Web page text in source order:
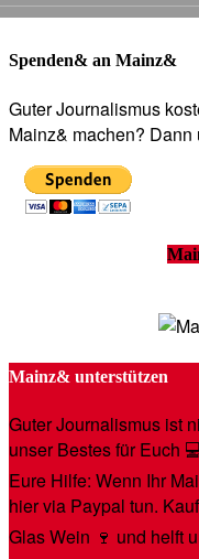
Spenden& an Mainz&
Guter Journalismus
Mainz& machen?
Mainz& unterstützen
Guter Journalismus ist
unser Bestes für Euch
Eure Hilfe: Wenn Ihr
hier via Paypal tun.
Glas Wein 🍷 und helft